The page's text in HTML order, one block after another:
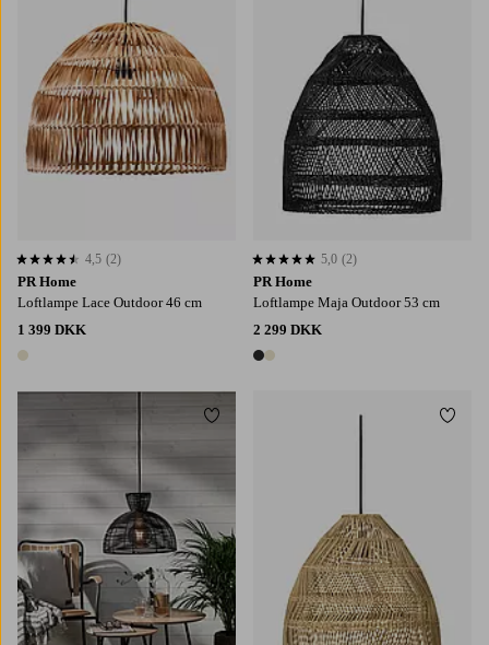
PR Home
Loftlampe Lace Outdoor 46 cm
1 399 DKK
1 farve
4,5 baseret på 2 bedømmelser
4,5 (2)
PR Home
Loftlampe Maja Outdoor 53 cm
2 299 DKK
2 farver
5,0 baseret på 2 bedømmelser
5,0 (2)
Tilføj til favoritter